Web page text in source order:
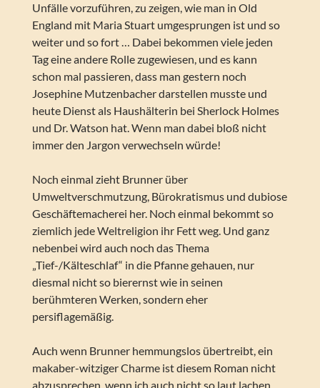
Unfälle vorzuführen, zu zeigen, wie man in Old
England mit Maria Stuart umgesprungen ist und so
weiter und so fort … Dabei bekommen viele jeden
Tag eine andere Rolle zugewiesen, und es kann
schon mal passieren, dass man gestern noch
Josephine Mutzenbacher darstellen musste und
heute Dienst als Haushälterin bei Sherlock Holmes
und Dr. Watson hat. Wenn man dabei bloß nicht
immer den Jargon verwechseln würde!
Noch einmal zieht Brunner über
Umweltverschmutzung, Bürokratismus und dubiose
Geschäftemacherei her. Noch einmal bekommt so
ziemlich jede Weltreligion ihr Fett weg. Und ganz
nebenbei wird auch noch das Thema
„Tief-/Kälteschlaf“ in die Pfanne gehauen, nur
diesmal nicht so bierernst wie in seinen
berühmteren Werken, sondern eher
persiflagemäßig.
Auch wenn Brunner hemmungslos übertreibt, ein
makaber-witziger Charme ist diesem Roman nicht
abzusprechen, wenn ich auch nicht so laut lachen